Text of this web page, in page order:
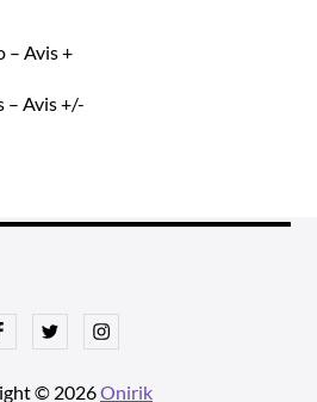
– Avis +
– Avis +/-
TwitterInstagram
© 2026Onirik